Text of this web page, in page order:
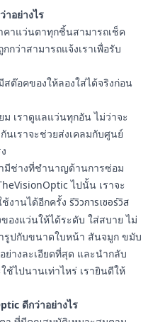
อย่างไร
คาแว่นตาทุกชิ้นสามารถเช็ค
กว่าสามารถแจ้งเราเพื่อรับ
ต๊อคของให้ลองใส่ได้จริงก่อน
เราดูแลแว่นทุกอัน ไม่ว่าจะ
นเราจะช่วยส่งเคลมกับศูนย์
มีช่างที่ชำนาญด้านการซ่อม
ไปนั้น เราจะ
งานได้อีกครั้ง รีวิวการเซอร์วิส
องแว่นให้ได้ระดับ ใส่สบาย ไม่
รูปกับขนาดใบหน้า สันจมูก ขมับ
างละเอียดที่สุด และนำกลับ
ช้ไปนานเท่าไหร่ เรายินดีให้
ดีกว่าอย่างไร